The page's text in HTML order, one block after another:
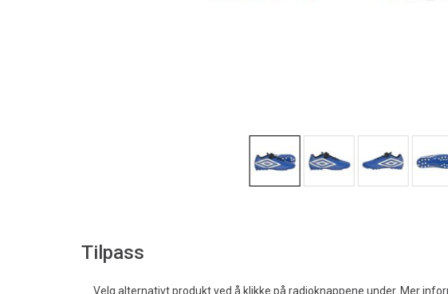
Tilpass
Velg alternativt produkt ved å klikke på radioknappene under. Mer